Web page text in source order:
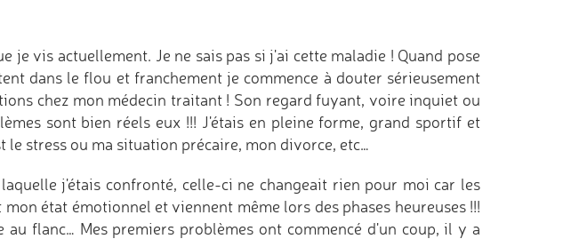
je vis actuellement. Je ne sais pas si j'ai cette maladie ! Quand pose
dans le flou et franchement je commence à douter sérieusement
chez mon médecin traitant ! Son regard fuyant, voire inquiet ou
sont bien réels eux !!! J'étais en pleine forme, grand sportif et
le stress ou ma situation précaire, mon divorce, etc…
j'étais confronté, celle-ci ne changeait rien pour moi car les
état émotionnel et viennent même lors des phases heureuses !!!
flanc… Mes premiers problèmes ont commencé d'un coup, il y a